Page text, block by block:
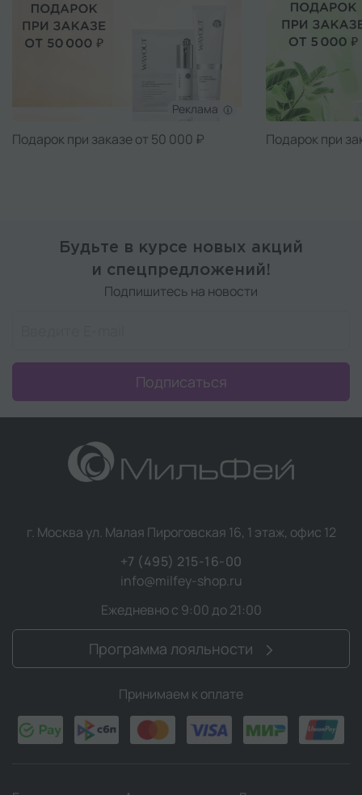
Реклама
Подарок при заказе от 50 000 ₽ Подарок при
Будьте в курсе новых акций
и спецпредложений!
Подпишитесь на новости
Подписаться
г. Москва ул. Малая Пироговская 16, 1 этаж, офис 12
+7 (495) 215-16-00
info@milfey-shop.ru
Ежедневно с 9:00 до 21:00
Программа лояльности
Принимаем к оплате